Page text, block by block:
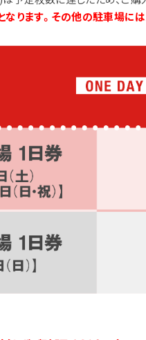
ります。その他の駐車場には